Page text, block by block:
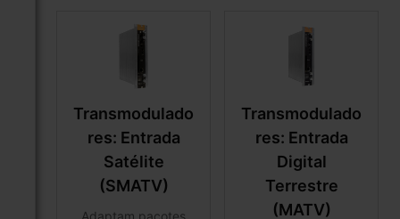
Transmodulado
res: Entrada
Satélite
(SMATV)
Adaptam pacotes
Transmodulado
res: Entrada
Digital
Terrestre
(MATV)